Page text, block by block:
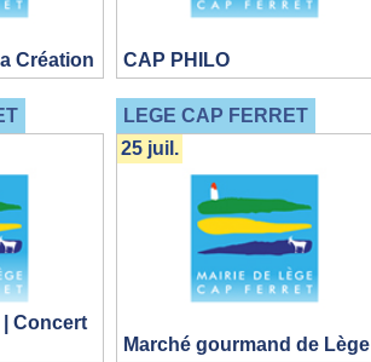
Création CAP PHILO
Concert
LEGE CAP FERRET
Marché gourmand de Lège
25 juil.